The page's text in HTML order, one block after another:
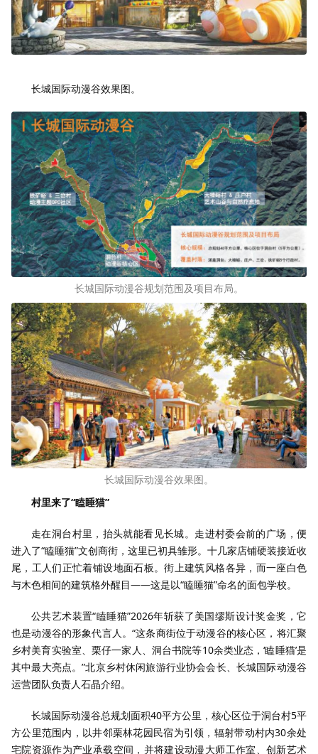
长城国际动漫谷效果图。
长城国际动漫谷规划范围及项目布局。
长城国际动漫谷效果图。
村里来了“瞌睡猫”
走在洞台村里，抬头就能看见长城。走进村委会前的广场，便
进入了“瞌睡猫”文创商街，这里已初具雏形。十几家店铺硬装接近收
尾，工人们正忙着铺设地面石板。街上建筑风格各异，而一座白色
与木色相间的建筑格外醒目——这是以“瞌睡猫”命名的面包学校。
公共艺术装置“瞌睡猫”2026年斩获了美国缪斯设计奖金奖，它
也是动漫谷的形象代言人。“这条商街位于动漫谷的核心区，将汇聚
乡村美育实验室、栗仔一家人、洞台书院等10余类业态，‘瞌睡猫’是
其中最大亮点。”北京乡村休闲旅游行业协会会长、长城国际动漫谷
运营团队负责人石晶介绍。
长城国际动漫谷总规划面积40平方公里，核心区位于洞台村5平
方公里范围内，以井邻栗林花园民宿为引领，辐射带动村内30余处
宅院资源作为产业承载空间，并将建设动漫大师工作室、创新艺术